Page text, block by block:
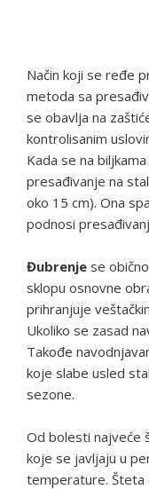
Način koji se ređe
metoda sa
se obavlja na
kontrolisanim
Kada se na
presađivanje na
oko 15 cm). Ona
podnosi
Đubrenje se
sklopu osnovne
prihranjuje
Ukoliko se zasad
Takođe
koje slabe usled
sezone.
Od bolesti najveće
koje se javljaju u
temperature. Šteta